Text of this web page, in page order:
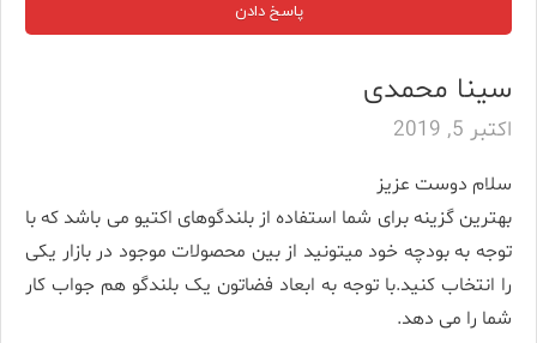
پاسخ دادن
سینا محمدی
اکتبر 5, 2019
سلام دوست عزیز
بهترین گزینه برای شما استفاده از بلندگوهای اکتیو می باشد که با
توجه به بودچه خود میتونید از بین محصولات موجود در بازار یکی
را انتخاب کنید.با توجه به ابعاد فضاتون یک بلندگو هم جواب کار
شما را می دهد.